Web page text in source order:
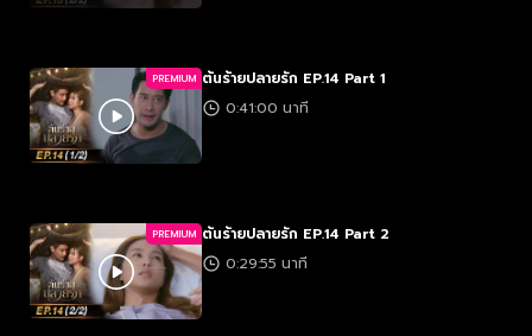
PREMIUM ต้นร้ายปลายรัก EP.14 Part 1
0:41:00 นาที
PREMIUM ต้นร้ายปลายรัก EP.14 Part 2
0:29:55 นาที